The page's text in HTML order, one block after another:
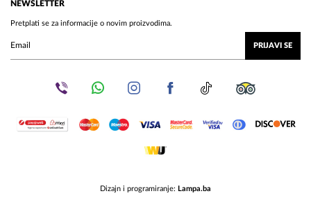
NEWSLETTER
Pretplati se za informacije o novim proizvodima.
PRIJAVI SE
Dizajn i programiranje: Lampa.ba